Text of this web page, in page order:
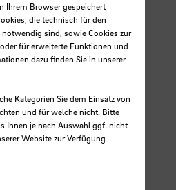
Ihrem Browser gespeichert
die technisch für den
sind, sowie Cookies zur
für erweiterte Funktionen und
dazu finden Sie in unserer
Kategorien Sie dem Einsatz von
und für welche nicht. Bitte
Ihnen je nach Auswahl ggf. nicht
Website zur Verfügung